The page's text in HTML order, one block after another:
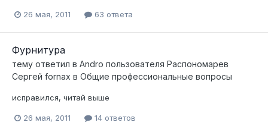
26 мая, 2011 63 ответа
Фурнитура
тему ответил в Andro пользователя Распономарев
Сергей fornax в Общие профессиональные вопросы
исправился, читай выше
26 мая, 2011 14 ответов